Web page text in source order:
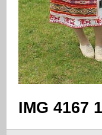
IMG 4167 1